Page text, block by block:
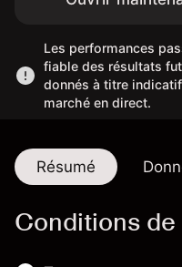
Les performances
fiable des résultats
donnés à titre
marché en direct.
Résumé
Conditions